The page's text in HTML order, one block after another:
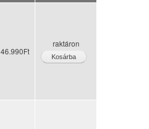
46.990Ft
raktáron